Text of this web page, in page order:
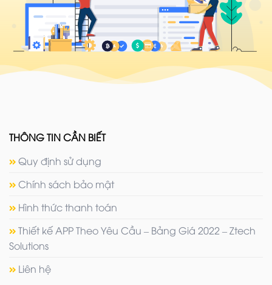
THÔNG TIN CẦN BIẾT
Quy định sử dụng
Chính sách bảo mật
Hình thức thanh toán
Thiết kế APP Theo Yêu Cầu – Bảng Giá 2022 – Ztech
Solutions
Liên hệ